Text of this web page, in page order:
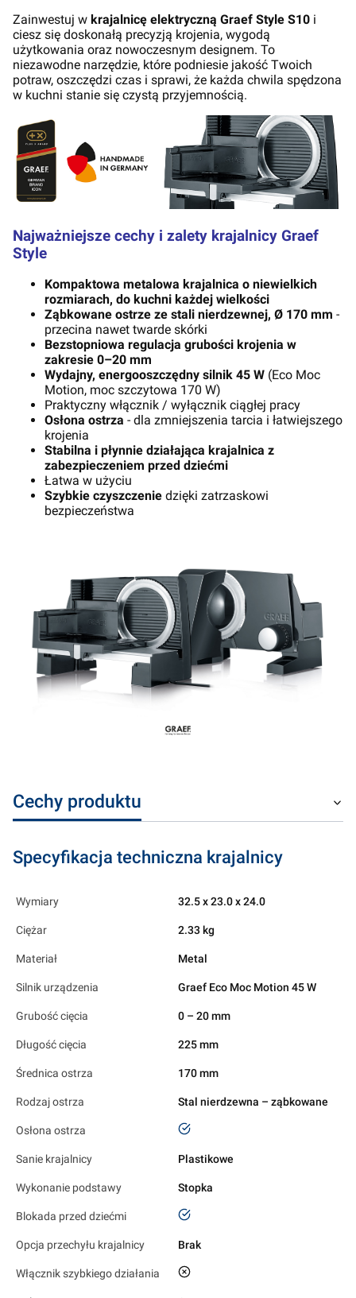
Zainwestuj w krajalnicę elektryczną Graef Style S10 i
ciesz się doskonałą precyzją krojenia, wygodą
użytkowania oraz nowoczesnym designem. To
niezawodne narzędzie, które podniesie jakość Twoich
potraw, oszczędzi czas i sprawi, że każda chwila spędzona
w kuchni stanie się czystą przyjemnością.
Najważniejsze cechy i zalety krajalnicy Graef
Style
Kompaktowa metalowa krajalnica o niewielkich
rozmiarach, do kuchni każdej wielkości
Ząbkowane ostrze ze stali nierdzewnej, Ø 170 mm -
przecina nawet twarde skórki
Bezstopniowa regulacja grubości krojenia w
zakresie 0–20 mm
Wydajny, energooszczędny silnik 45 W (Eco Moc
Motion, moc szczytowa 170 W)
Praktyczny włącznik / wyłącznik ciągłej pracy
Osłona ostrza - dla zmniejszenia tarcia i łatwiejszego
krojenia
Stabilna i płynnie działająca krajalnica z
zabezpieczeniem przed dziećmi
Łatwa w użyciu
Szybkie czyszczenie dzięki zatrzaskowi
bezpieczeństwa
Cechy produktu
Specyfikacja techniczna krajalnicy
Wymiary 32.5 x 23.0 x 24.0
Ciężar 2.33 kg
Materiał Metal
Silnik urządzenia Graef Eco Moc Motion 45 W
Grubość cięcia 0 – 20 mm
Długość cięcia 225 mm
Średnica ostrza 170 mm
Rodzaj ostrza Stal nierdzewna – ząbkowane
Osłona ostrza tak
Sanie krajalnicy Plastikowe
Wykonanie podstawy Stopka
Blokada przed dziećmi tak
Opcja przechyłu krajalnicy Brak
Włącznik szybkiego działania nie